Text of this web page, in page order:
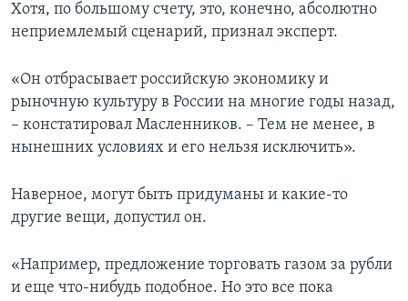
Хотя, по большому счету, это, конечно, абсолютно
неприемлемый сценарий, признал эксперт.
«Он отбрасывает российскую экономику и
рыночную культуру в России на многие годы назад,
– констатировал Масленников. – Тем не менее, в
нынешних условиях и его нельзя исключить».
Наверное, могут быть придуманы и какие-то
другие вещи, допустил он.
«Например, предложение торговать газом за рубли
и еще что-нибудь подобное. Но это все пока